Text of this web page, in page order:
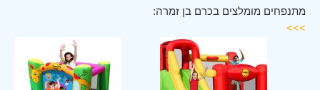
מתנפחים מומלצים בכרם בן זמרה:
>>>